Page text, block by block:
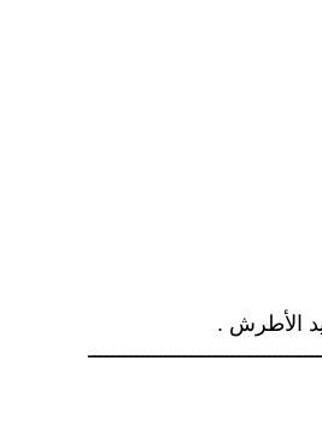
الأطرش .